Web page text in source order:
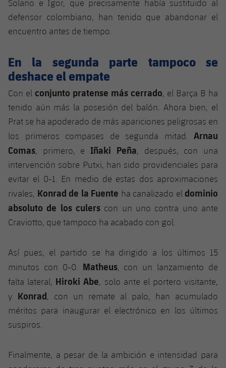
Jugadores
Calendario
Resultados
Clasificaciones
Fotos
Noticias
Voleibol masculino
Voleibol femenino
Apúntate a las amateurs
plusicon
más
Carnet de las Secciones Amateurs
League of Legends
VALORANT Rising
VALORANT Game Changers
eFootball
Solano e Igor, que precisamente había sustituido al
defensor colombiano, han tenido que abandonar el
encuentro antes de tiempo.
En la segunda parte tampoco se
deshace el empate
Con el conjunto pratense más cerrado, el Barça B ha
tenido aún más la posesión del balón. Ahora bien, el
Prat se ha apoderado de más apariciones peligrosas en
los primeros compases de segunda mitad. Arnau
Comas, primero, eIñaki Peña, después, con una
intervención sobre Putxi, han sido providenciales para
evitar el 0-1. En medio de estas dos aproximaciones
rivales, Konrad de la Fuente ha canalizado el dominio
absoluto de los culers con un uno contra uno ante
Craviotto, que tampoco ha acabado con gol.
Así pues, el partido se ha dirigido a los últimos 15
minutos con 0-0. Matheus, con un lanzamiento de
falta lateral, Hiroki Abe, solo ante el portero visitante,
y Konrad, con un remate al palo, han acumulado
méritos para inaugurar el electrónico en los últimos
suspiros.
Finalmente, a pesar de la ambición e intensidad para